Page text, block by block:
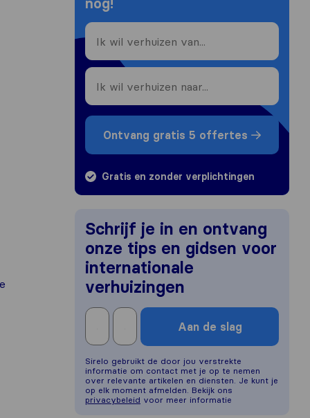
nog!
Ontvang gratis 5 offertes
Gratis en zonder verplichtingen
Schrijf je in en ontvang
onze tips en gidsen voor
internationale
verhuizingen
Aan de slag
Sirelo gebruikt de door jou verstrekte
informatie om contact met je op te nemen
over relevante artikelen en diensten. Je kunt je
op elk moment afmelden. Bekijk ons
privacybeleid voor meer informatie